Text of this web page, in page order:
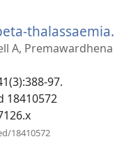
окне)
thalassaemia.
A, Premawardhena
97.
18410572
18410572